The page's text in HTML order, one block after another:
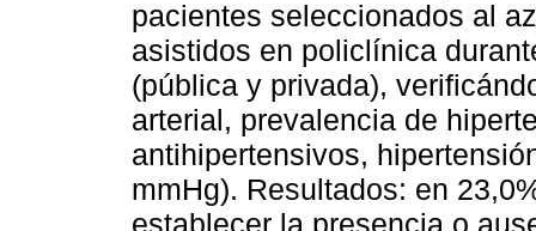
pacientes seleccionados al
asistidos en policlínica
(pública y privada),
arterial, prevalencia de
antihipertensivos,
mmHg). Resultados: en
establecer la presencia o